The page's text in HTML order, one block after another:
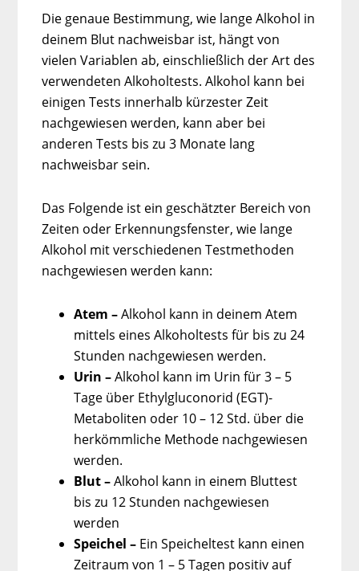
Die genaue Bestimmung, wie lange Alkohol in
deinem Blut nachweisbar ist, hängt von
vielen Variablen ab, einschließlich der Art des
verwendeten Alkoholtests. Alkohol kann bei
einigen Tests innerhalb kürzester Zeit
nachgewiesen werden, kann aber bei
anderen Tests bis zu 3 Monate lang
nachweisbar sein.
Das Folgende ist ein geschätzter Bereich von
Zeiten oder Erkennungsfenster, wie lange
Alkohol mit verschiedenen Testmethoden
nachgewiesen werden kann:
Atem –Alkohol kann in deinem Atem
mittels eines Alkoholtests für bis zu 24
Stunden nachgewiesen werden.
Urin –Alkohol kann im Urin für 3 – 5
Tage über Ethylgluconorid (EGT)-
Metaboliten oder 10 – 12 Std. über die
herkömmliche Methode nachgewiesen
werden.
Blut –Alkohol kann in einem Bluttest
bis zu 12 Stunden nachgewiesen
werden
Speichel – Ein Speicheltest kann einen
Zeitraum von 1 – 5 Tagen positiv auf